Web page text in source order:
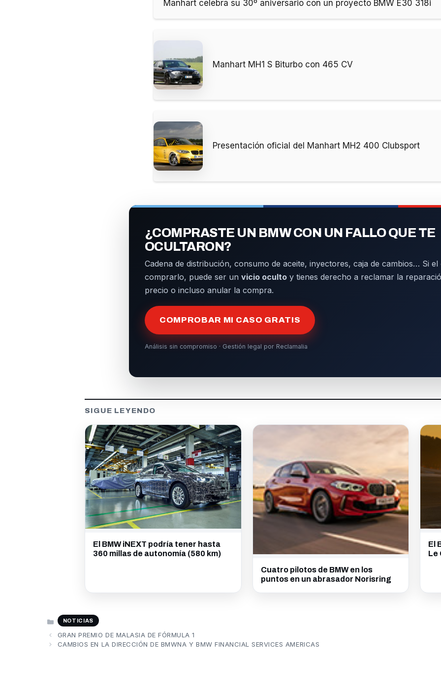
Manhart celebra su 30º aniversario con un proyecto BMW E30 318i
Manhart MH1 S Biturbo con 465 CV
Presentación oficial del Manhart MH2 400 Clubsport
¿COMPRASTE UN BMW CON UN FALLO QUE TE
OCULTARON?
Cadena de distribución, consumo de aceite, inyectores, caja de cambios… Si
comprarlo, puede ser un vicio oculto y tienes derecho a reclamar la
precio o incluso anular la compra.
COMPROBAR MI CASO GRATIS
Análisis sin compromiso · Gestión legal por Reclamalia
SIGUE LEYENDO
El BMW iNEXT podría tener hasta
360 millas de autonomía (580 km)
Cuatro pilotos de BMW en los
puntos en un abrasador Norisring
El
Le
CATEGORÍAS
NOTICIAS
GRAN PREMIO DE MALASIA DE FÓRMULA 1
CAMBIOS EN LA DIRECCIÓN DE BMWNA Y BMW FINANCIAL SERVICES AMERICAS